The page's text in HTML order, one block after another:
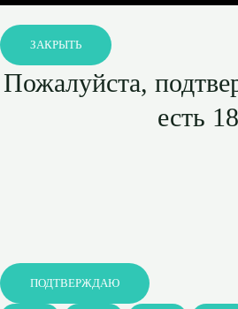
ЗАКРЫТЬ
Пожалуйста,
есть 18
ПОДТВЕРЖДАЮ